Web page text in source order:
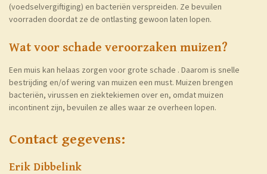
(voedselvergiftiging) en bacteriën verspreiden. Ze bevuilen
voorraden doordat ze de ontlasting gewoon laten lopen.
Wat voor schade veroorzaken muizen?
Een muis kan helaas zorgen voor grote schade . Daarom is snelle
bestrijding en/of wering van muizen een must. Muizen brengen
bacteriën, virussen en ziektekiemen over en, omdat muizen
incontinent zijn, bevuilen ze alles waar ze overheen lopen.
Contact gegevens:
Erik Dibbelink